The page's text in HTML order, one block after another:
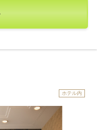
ホテル内